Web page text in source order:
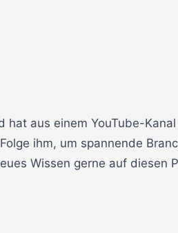
aus einem YouTube-
ihm, um spannende
Wissen gerne auf diesen